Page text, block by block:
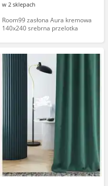
w 2 sklepach
Room99 zasłona Aura kremowa
140x240 srebrna przelotka